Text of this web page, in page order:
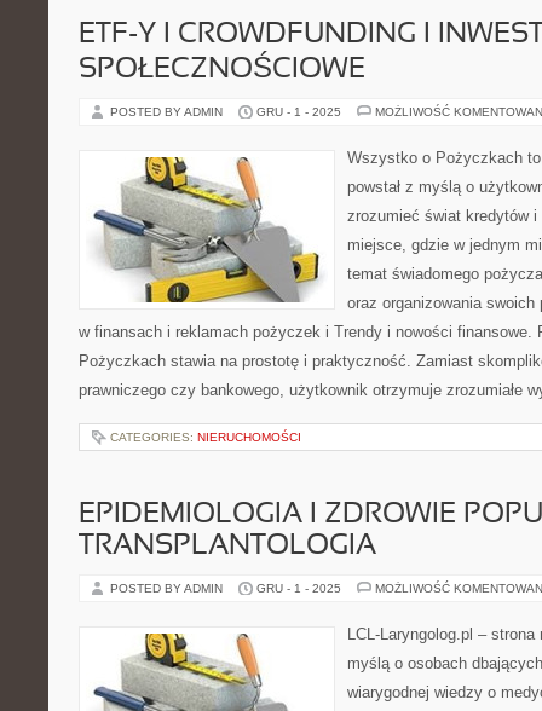
ETF-Y I CROWDFUNDING I
SPOŁECZNOŚCIOWE
POSTED BY ADMIN GRU - 1 - 2025 MOŻLIWOŚĆ
Wszystko o Pożyczkach
powstał z myślą o
zrozumieć świat kredytów
miejsce, gdzie w jednym
temat świadomego
oraz organizowania
w finansach i reklamach pożyczek i Trendy i nowości finansowe.
Pożyczkach stawia na prostotę i praktyczność. Zamiast
prawniczego czy bankowego, użytkownik otrzymuje zrozumiałe
CATEGORIES: NIERUCHOMOŚCI
EPIDEMIOLOGIA I ZDROWIE
TRANSPLANTOLOGIA
POSTED BY ADMIN GRU - 1 - 2025 MOŻLIWOŚĆ
LCL-Laryngolog.pl –
myślą o osobach
wiarygodnej wiedzy o